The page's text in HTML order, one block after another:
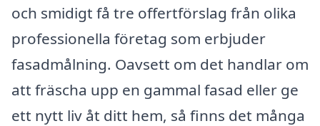
och smidigt få tre offertförslag från olika
professionella företag som erbjuder
fasadmålning. Oavsett om det handlar om
att fräscha upp en gammal fasad eller ge
ett nytt liv åt ditt hem, så finns det många